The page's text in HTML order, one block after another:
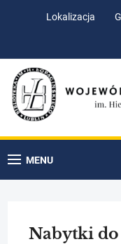
Lokalizacja
MENU
Nabytki